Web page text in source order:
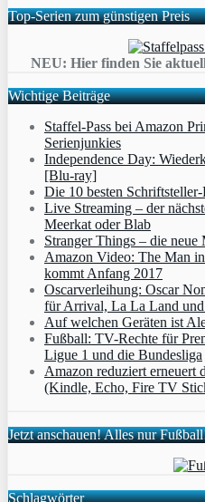
Top-Serien zum günstigen Preis
NEU: Hier finden Sie
Wichtige Beiträge
Staffel-Pass bei Amazon
Serienjunkies
Independence Day:
[Blu-ray]
Die 10 besten
Live Streaming – der
Meerkat oder Blab
Stranger Things – die
Amazon Video: The Man
kommt Anfang 2017
Oscarverleihung: Oscar
für Arrival, La La Land
Auf welchen Geräten ist
Fußball: TV-Rechte für
Ligue 1 und die Bundesliga
Amazon reduziert erneuert
(Kindle, Echo, Fire TV
Jetzt anschauen! Alles nur
Schlagwörter